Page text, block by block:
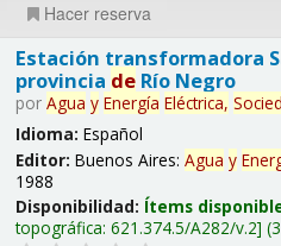
Hacer reserva
Estación transformadora
provincia deRío Negro
por Agua y Energía Eléctrica,
Idioma: Español
Editor: Buenos Aires: Agua y
1988
Disponibilidad: Ítems
topográfica: 621.374.5/A282/v.2